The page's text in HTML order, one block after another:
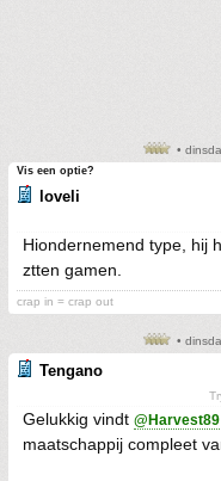
•
Vis een optie?
loveli
Hiondernemend type, hij
ztten gamen.
crap in = crap out
•
Tengano
Gelukkig vindt @Harvest89
maatschappij compleet